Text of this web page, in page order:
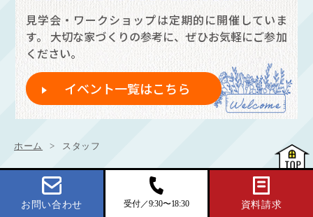
見学会・ワークショップは定期的に開催していま
す。
大切な家づくりの参考に、ぜひお気軽にご参加
ください。
イベント一覧はこちら
ホーム スタッフ
お問い合わせ 受付／9:30〜18:30 資料請求